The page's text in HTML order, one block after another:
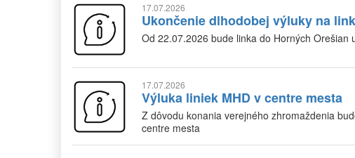
17.07.2026
Ukončenie dlhodobej výluky na
Od 22.07.2026 bude linka do Horných
17.07.2026
Výluka liniek MHD v centre mesta
Z dôvodu konania verejného zhromaždenia
centre mesta